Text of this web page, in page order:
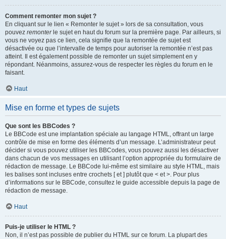
Comment remonter mon sujet ?
En cliquant sur le lien « Remonter le sujet » lors de sa consultation, vous
pouvez remonterle sujet en haut du forum sur la première page. Par ailleurs, si
vous ne voyez pas ce lien, cela signifie que la remontée de sujet est
désactivée ou que l’intervalle de temps pour autoriser la remontée n’est pas
atteint. Il est également possible de remonter un sujet simplement en y
répondant. Néanmoins, assurez-vous de respecter les règles du forum en le
faisant.
Haut
Mise en forme et types de sujets
Que sont les BBCodes ?
Le BBCode est une implantation spéciale au langage HTML, offrant un large
contrôle de mise en forme des éléments d’un message. L’administrateur peut
décider si vous pouvez utiliser les BBCodes, vous pouvez aussi les désactiver
dans chacun de vos messages en utilisant l’option appropriée du formulaire de
rédaction de message. Le BBCode lui-même est similaire au style HTML, mais
les balises sont incluses entre crochets [ et ] plutôt que < et >. Pour plus
d’informations sur le BBCode, consultez le guide accessible depuis la page de
rédaction de message.
Haut
Puis-je utiliser le HTML ?
Non, il n’est pas possible de publier du HTML sur ce forum. La plupart des